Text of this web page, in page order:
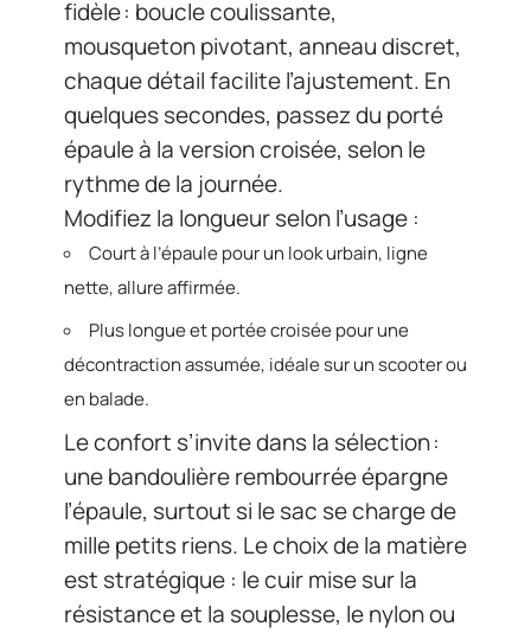
fidèle : boucle coulissante,
mousqueton pivotant, anneau discret,
chaque détail facilite l’ajustement. En
quelques secondes, passez du porté
épaule à la version croisée, selon le
rythme de la journée.
Modifiez la longueur selon l’usage :
Court à l’épaule pour un look urbain, ligne
nette, allure affirmée.
Plus longue et portée croisée pour une
décontraction assumée, idéale sur un scooter ou
en balade.
Le confort s’invite dans la sélection :
une bandoulière rembourrée épargne
l’épaule, surtout si le sac se charge de
mille petits riens. Le choix de la matière
est stratégique : le cuir mise sur la
résistance et la souplesse, le nylon ou